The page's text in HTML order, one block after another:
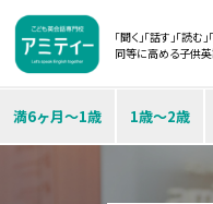
「聞く」「話す」「読む
同等に高める子供英
満6ヶ月～1歳 1歳～2歳